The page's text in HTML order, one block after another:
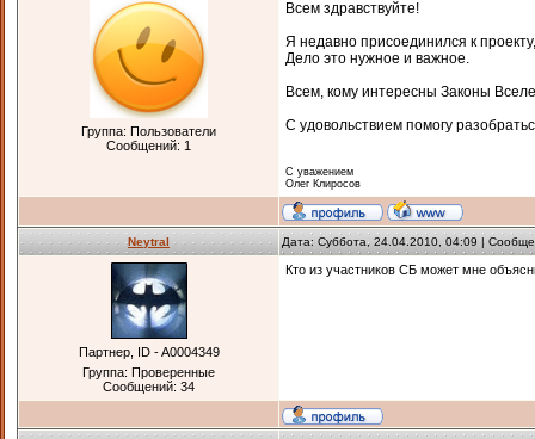
Группа: Пользователи
Сообщений: 1
Всем здравствуйте!
Я недавно присоединился к
Дело это нужное и важное.
Всем, кому интересны Законы
С удовольствием помогу
С уважением
Олег Клиросов
Neytral Дата: Суббота, 24.04.2010, 04:09 |
Партнер, ID - A0004349
Группа: Проверенные
Сообщений: 34
Кто из участников СБ может мне